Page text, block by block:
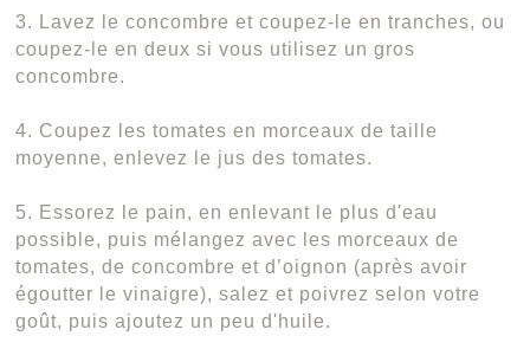
3. Lavez le concombre et coupez-le en tranches, ou
coupez-le en deux si vous utilisez un gros
concombre.
4. Coupez les tomates en morceaux de taille
moyenne, enlevez le jus des tomates.
5. Essorez le pain, en enlevant le plus d'eau
possible, puis mélangez avec les morceaux de
tomates, de concombre et d’oignon (après avoir
égoutter le vinaigre), salez et poivrez selon votre
goût, puis ajoutez un peu d'huile.